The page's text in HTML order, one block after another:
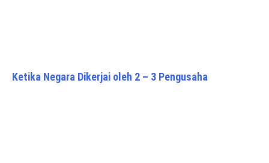
Ketika Negara Dikerjai oleh 2 – 3 Pengusaha